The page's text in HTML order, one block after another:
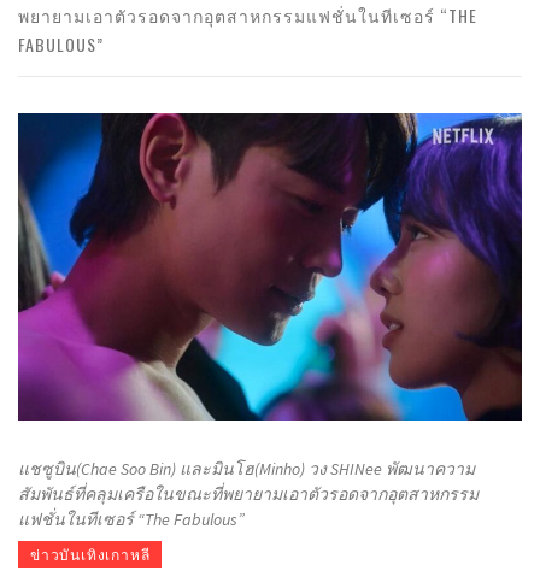
พยายามเอาตัวรอดจากอุตสาหกรรมแฟชั่นในทีเซอร์ “THE
FABULOUS”
แชซูบิน(Chae Soo Bin) และมินโฮ(Minho) วง SHINee พัฒนาความ
สัมพันธ์ที่คลุมเครือในขณะที่พยายามเอาตัวรอดจากอุตสาหกรรม
แฟชั่นในทีเซอร์ “The Fabulous”
ข่าวบันเทิงเกาหลี